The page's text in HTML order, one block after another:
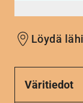
Löydä
Väritiedot